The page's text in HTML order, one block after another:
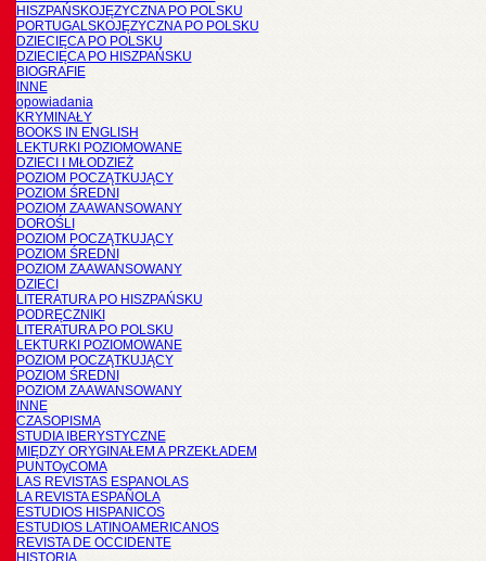
HISZPAŃSKOJĘZYCZNA PO POLSKU
PORTUGALSKOJĘZYCZNA PO POLSKU
DZIECIĘCA PO POLSKU
DZIECIĘCA PO HISZPAŃSKU
BIOGRAFIE
INNE
opowiadania
KRYMINAŁY
BOOKS IN ENGLISH
LEKTURKI POZIOMOWANE
DZIECI I MŁODZIEŻ
POZIOM POCZĄTKUJĄCY
POZIOM ŚREDNI
POZIOM ZAAWANSOWANY
DOROŚLI
POZIOM POCZĄTKUJĄCY
POZIOM ŚREDNI
POZIOM ZAAWANSOWANY
DZIECI
LITERATURA PO HISZPAŃSKU
PODRĘCZNIKI
LITERATURA PO POLSKU
LEKTURKI POZIOMOWANE
POZIOM POCZĄTKUJĄCY
POZIOM ŚREDNI
POZIOM ZAAWANSOWANY
INNE
CZASOPISMA
STUDIA IBERYSTYCZNE
MIĘDZY ORYGINAŁEM A PRZEKŁADEM
PUNTOyCOMA
LAS REVISTAS ESPANOLAS
LA REVISTA ESPAÑOLA
ESTUDIOS HISPANICOS
ESTUDIOS LATINOAMERICANOS
REVISTA DE OCCIDENTE
HISTORIA